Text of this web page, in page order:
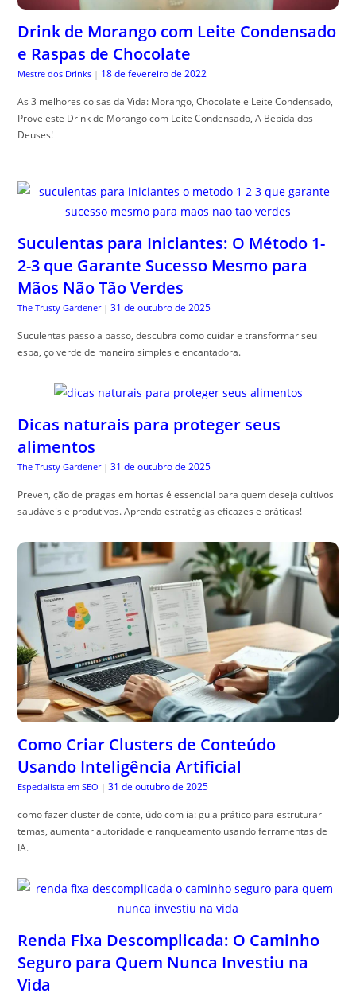
Drink de Morango com Leite Condensado
e Raspas de Chocolate
Mestre dos Drinks | 18 de fevereiro de 2022
As 3 melhores coisas da Vida: Morango, Chocolate e Leite Condensado,
Prove este Drink de Morango com Leite Condensado, A Bebida dos
Deuses!
Suculentas para Iniciantes: O Método 1-
2-3 que Garante Sucesso Mesmo para
Mãos Não Tão Verdes
The Trusty Gardener | 31 de outubro de 2025
Suculentas passo a passo, descubra como cuidar e transformar seu
espa, ço verde de maneira simples e encantadora.
Dicas naturais para proteger seus
alimentos
The Trusty Gardener | 31 de outubro de 2025
Preven, ção de pragas em hortas é essencial para quem deseja cultivos
saudáveis e produtivos. Aprenda estratégias eficazes e práticas!
Como Criar Clusters de Conteúdo
Usando Inteligência Artificial
Especialista em SEO | 31 de outubro de 2025
como fazer cluster de conte, údo com ia: guia prático para estruturar
temas, aumentar autoridade e ranqueamento usando ferramentas de
IA.
Renda Fixa Descomplicada: O Caminho
Seguro para Quem Nunca Investiu na
Vida